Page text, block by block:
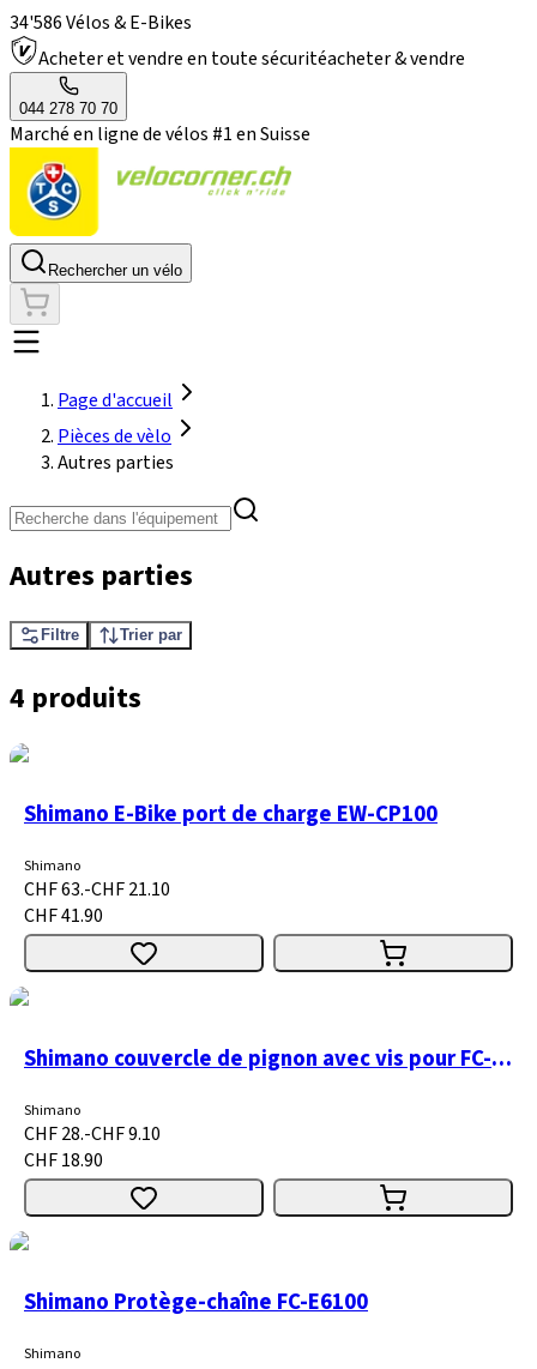
34'586 Vélos & E-Bikes
Acheter et vendre en toute sécuritéacheter & vendre
044 278 70 70
Marché en ligne de vélos #1 en Suisse
Rechercher un vélo
Page d'accueil
Pièces de vèlo
Autres parties
Autres parties
Filtre Trier par
4 produits
Shimano E-Bike port de charge EW-CP100
Shimano
CHF 63.-CHF 21.10
CHF 41.90
Shimano couvercle de pignon avec vis pour FC-E5000 en vrac
Shimano
CHF 28.-CHF 9.10
CHF 18.90
Shimano Protège-chaîne FC-E6100
Shimano